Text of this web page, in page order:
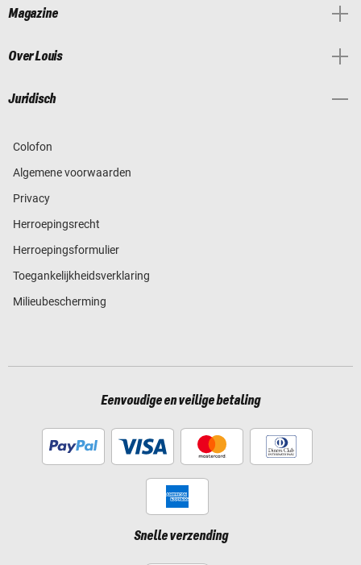
Magazine
Over Louis
Juridisch
Colofon
Algemene voorwaarden
Privacy
Herroepingsrecht
Herroepingsformulier
Toegankelijkheidsverklaring
Milieubescherming
Eenvoudige en veilige betaling
Snelle verzending